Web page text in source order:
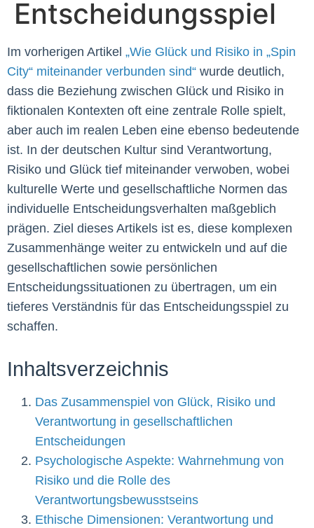
Entscheidungsspiel
Im vorherigen Artikel „Wie Glück und Risiko in „Spin
City“ miteinander verbunden sind“ wurde deutlich,
dass die Beziehung zwischen Glück und Risiko in
fiktionalen Kontexten oft eine zentrale Rolle spielt,
aber auch im realen Leben eine ebenso bedeutende
ist. In der deutschen Kultur sind Verantwortung,
Risiko und Glück tief miteinander verwoben, wobei
kulturelle Werte und gesellschaftliche Normen das
individuelle Entscheidungsverhalten maßgeblich
prägen. Ziel dieses Artikels ist es, diese komplexen
Zusammenhänge weiter zu entwickeln und auf die
gesellschaftlichen sowie persönlichen
Entscheidungssituationen zu übertragen, um ein
tieferes Verständnis für das Entscheidungsspiel zu
schaffen.
Inhaltsverzeichnis
Das Zusammenspiel von Glück, Risiko und
Verantwortung in gesellschaftlichen
Entscheidungen
Psychologische Aspekte: Wahrnehmung von
Risiko und die Rolle des
Verantwortungsbewusstseins
Ethische Dimensionen: Verantwortung und